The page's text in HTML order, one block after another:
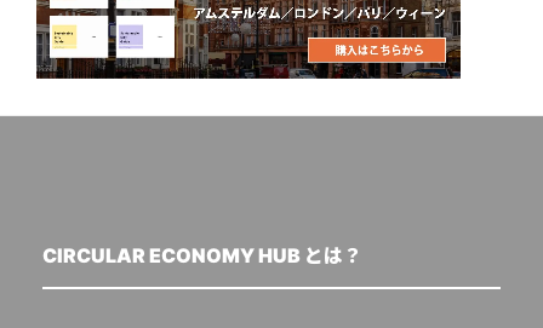
CIRCULAR ECONOMY HUB とは？